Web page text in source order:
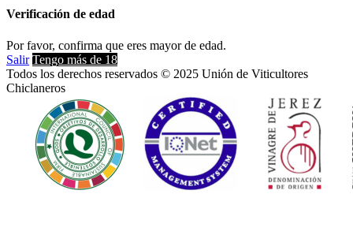
Verificación de edad
Por favor, confirma que eres mayor de edad.
Salir Tengo más de 18
Todos los derechos reservados © 2025 Unión de Viticultores
Chiclaneros